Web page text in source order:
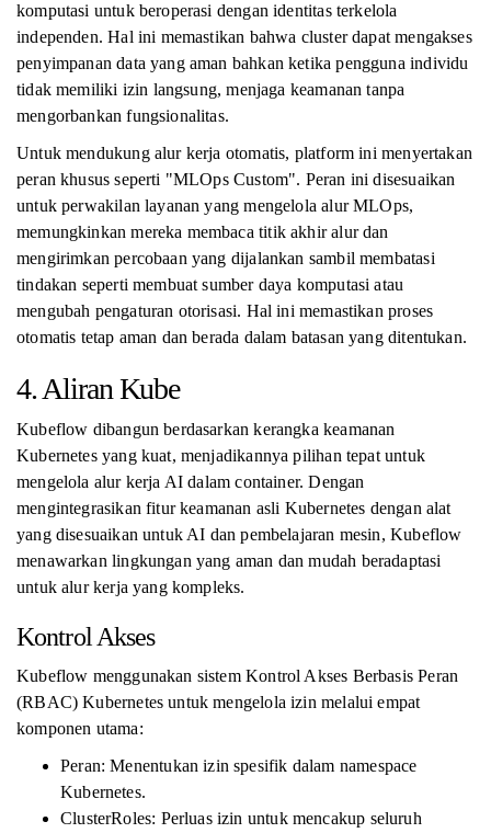
komputasi untuk beroperasi dengan identitas terkelola
independen. Hal ini memastikan bahwa cluster dapat mengakses
penyimpanan data yang aman bahkan ketika pengguna individu
tidak memiliki izin langsung, menjaga keamanan tanpa
mengorbankan fungsionalitas.
Untuk mendukung alur kerja otomatis, platform ini menyertakan
peran khusus seperti "MLOps Custom". Peran ini disesuaikan
untuk perwakilan layanan yang mengelola alur MLOps,
memungkinkan mereka membaca titik akhir alur dan
mengirimkan percobaan yang dijalankan sambil membatasi
tindakan seperti membuat sumber daya komputasi atau
mengubah pengaturan otorisasi. Hal ini memastikan proses
otomatis tetap aman dan berada dalam batasan yang ditentukan.
4. Aliran Kube
Kubeflow dibangun berdasarkan kerangka keamanan
Kubernetes yang kuat, menjadikannya pilihan tepat untuk
mengelola alur kerja AI dalam container. Dengan
mengintegrasikan fitur keamanan asli Kubernetes dengan alat
yang disesuaikan untuk AI dan pembelajaran mesin, Kubeflow
menawarkan lingkungan yang aman dan mudah beradaptasi
untuk alur kerja yang kompleks.
Kontrol Akses
Kubeflow menggunakan sistem Kontrol Akses Berbasis Peran
(RBAC) Kubernetes untuk mengelola izin melalui empat
komponen utama:
Peran: Menentukan izin spesifik dalam namespace
Kubernetes.
ClusterRoles: Perluas izin untuk mencakup seluruh